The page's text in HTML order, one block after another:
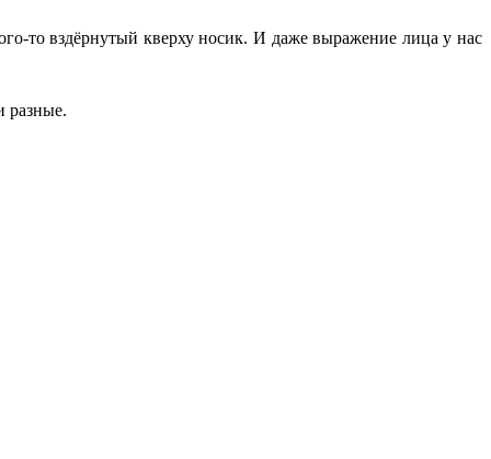
то вздёрнутый кверху носик. И даже выражение лица у нас
разные.